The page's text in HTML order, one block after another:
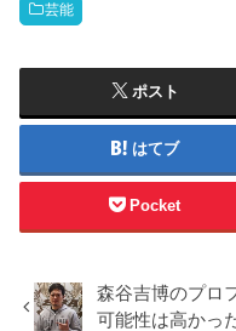
芸能
ポスト
はてブ
Pocket
森谷吉博のプロ
可能性は高かっ